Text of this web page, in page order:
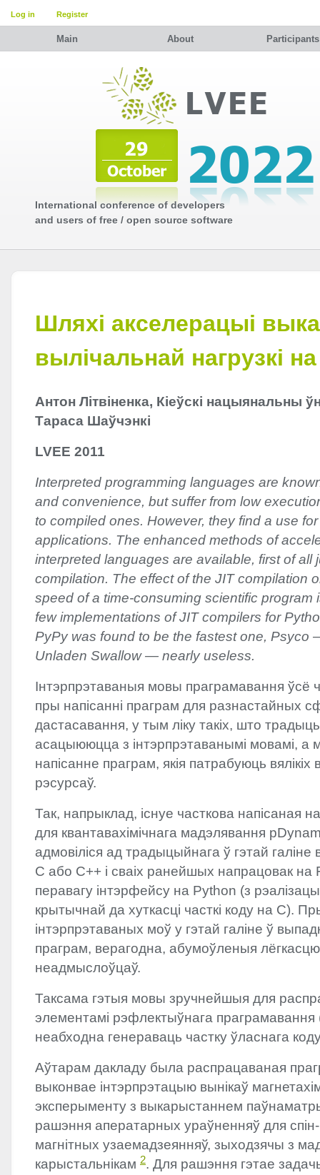
Log in Register
Main About Participants
International conference of developers
and users of free / open source software
Шляхі акселерацыі
вылічальнай нагрузкі
Антон Літвіненка, Кіеўскі нацыянальны
Тараса Шаўчэнкі
LVEE 2011
Interpreted programming languages are
and convenience, but suffer from low
to compiled ones. However, they find a use
applications. The enhanced methods of
interpreted languages are available, first of all
compilation. The effect of the JITcompilation
speed of a time-consuming scientific program
few implementations ofJITcompilers for
PyPy was found to be the fastest one, Psyco
Unladen Swallow — nearly useless.
Інтэрпрэтаваныя мовы праграмавання
пры напісанні праграм для разнастайных
дастасавання, у тым ліку такіх, што
асацыююцца з інтэрпрэтаванымі мовамі, а
напісанне праграм, якія патрабуюць вялікіх
рэсурсаў.
Так, напрыклад, існуе часткова напісаная
для квантавахімічнага мадэлявання
адмовіліся ад традыцыйнага ў гэтай
C або C++ і сваіх ранейшых напрацовак на
перавагу інтэрфейсу на Python (з
крытычнай да хуткасці часткі коду на C).
інтэрпрэтаваных моў у гэтай галіне ў
праграм, верагодна, абумоўленыя
неадмыслоўцаў.
Таксама гэтыя мовы зручнейшыя для
элементамі рэфлектыўнага праграмавання
неабходна генераваць частку ўласнага
Аўтарам дакладу была распрацаваная
выконвае інтэрпрэтацыю вынікаў
эксперыменту з выкарыстаннем
рашэння аператарных ураўненняў для спін-
магнітных узаемадзеянняў, зыходзячы з
карыстальнікам 2. Для рашэння гэтае